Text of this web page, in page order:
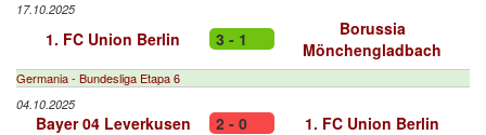
17.10.2025
1. FC Union Berlin 3 - 1
Borussia
Mönchengladbach
Germania - Bundesliga Etapa 6
04.10.2025
Bayer 04 Leverkusen 2 - 0 1. FC Union Berlin